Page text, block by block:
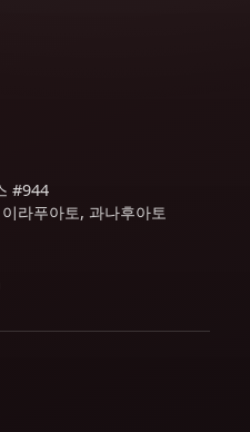
#944
라푸아토, 과나후아토